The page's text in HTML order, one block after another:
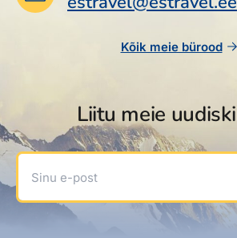
Kõik meie bürood
Liitu meie
Sinu e-post